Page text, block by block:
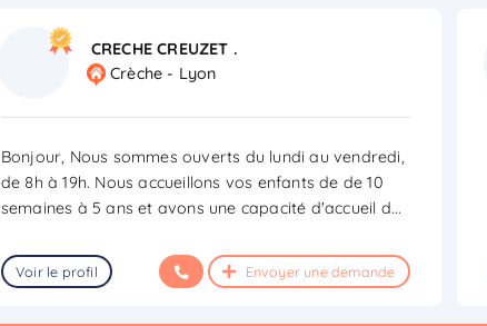
CRECHE CREUZET .
Crèche - Lyon
Bonjour, Nous sommes ouverts du lundi au vendredi,
de 8h à 19h. Nous accueillons vos enfants de de 10
semaines à 5 ans et avons une capacité d'accueil d...
Voir le profil Envoyer une demande